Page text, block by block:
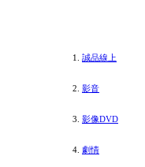
誠品線上
影音
影像DVD
劇情